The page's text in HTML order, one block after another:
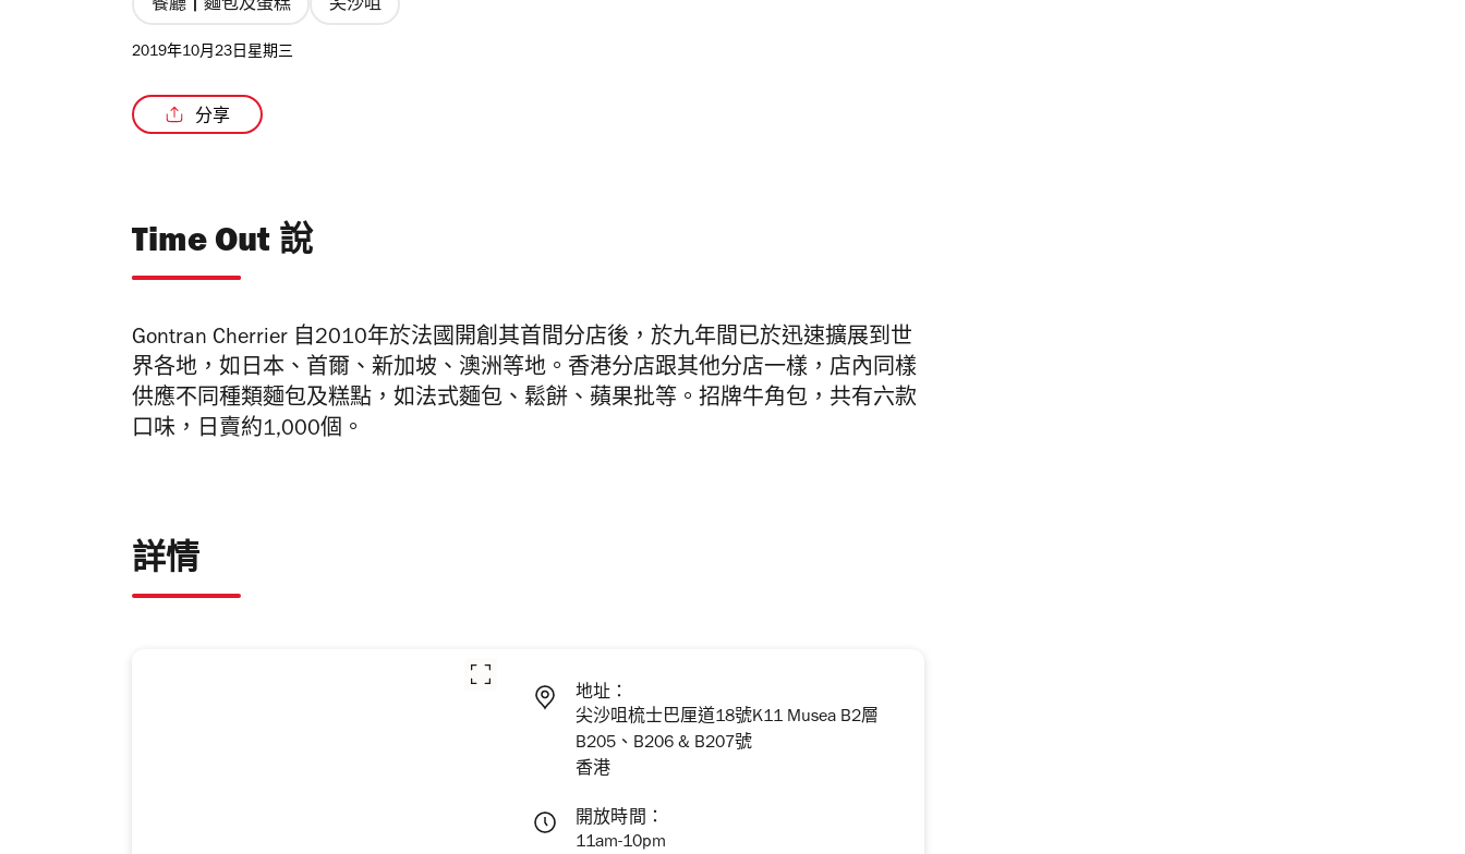
餐廳 | 麵包及蛋糕 尖沙咀
2019年10月23日星期三
分享
Time Out 說
Gontran Cherrier 自2010年於法國開創其首間分店後，於九年間已於迅速擴展到世
界各地，如日本、首爾、新加坡、澳洲等地。香港分店跟其他分店一樣，店內同樣
供應不同種類麵包及糕點，如法式麵包、鬆餅、蘋果批等。招牌牛角包，共有六款
口味，日賣約1,000個。
詳情
地址：
尖沙咀梳士巴厘道18號K11 Musea B2層
B205、B206 & B207號
香港
開放時間：
11am-10pm